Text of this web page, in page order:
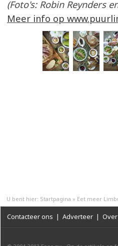
(Foto's: Robin Reynders
Meer info op
U bent hier: Startpagina » Eet meer
Contacteer ons | Adverteer |